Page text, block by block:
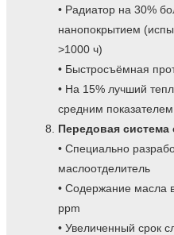
• Радиатор на 30%
нанопокрытием
>1000 ч)
• Быстросъёмная
• На 15% лучший
средним
Передовая система
• Специально
маслоотделитель
• Содержание масла
ppm
• Увеличенный срок